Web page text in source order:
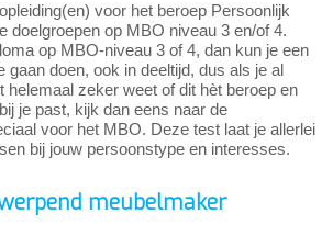
voor het beroep Persoonlijk
doelgroepen op MBO niveau 3 en/of 4.
op MBO-niveau 3 of 4, dan kun je een
gaan doen, ook in deeltijd, dus als je al
helemaal zeker weet of dit hèt beroep en
je past, kijk dan eens naar de
voor het MBO. Deze test laat je allerlei
bij jouw persoonstype en interesses.
meubelmaker